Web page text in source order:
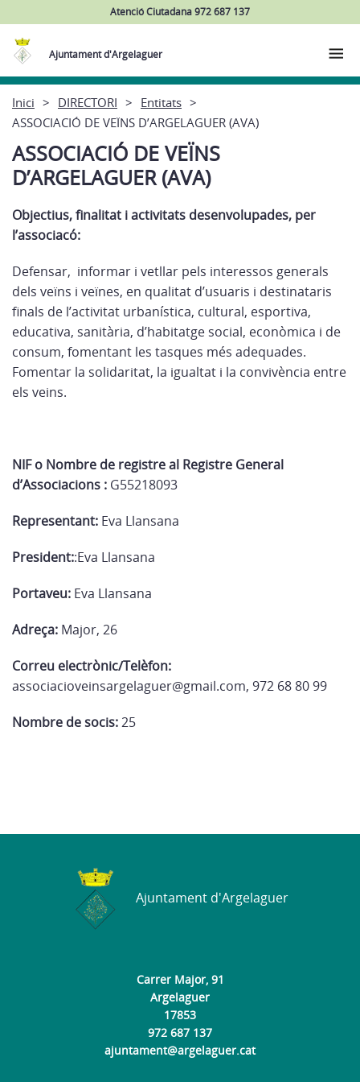
Atenció Ciutadana 972 687 137
Ajuntament d'Argelaguer
Inici DIRECTORI
Entitats
ASSOCIACIÓ DE VEÏNS D’ARGELAGUER (AVA)
ASSOCIACIÓ DE VEÏNS
D’ARGELAGUER (AVA)
Objectius, finalitat i activitats desenvolupades, per
l’associacó:
Defensar, informar i vetllar pels interessos generals
dels veïns i veïnes, en qualitat d’usuaris i destinataris
finals de l’activitat urbanística, cultural, esportiva,
educativa, sanitària, d’habitatge social, econòmica i de
consum, fomentant les tasques més adequades.
Fomentar la solidaritat, la igualtat i la convivència entre
els veins.
NIF o Nombre de registre al Registre General
d’Associacions : G55218093
Representant: Eva Llansana
President::Eva Llansana
Portaveu: Eva Llansana
Adreça: Major, 26
Correu electrònic/Telèfon:
associacioveinsargelaguer@gmail.com, 972 68 80 99
Nombre de socis:25
Carrer Major, 91
Argelaguer
17853
972 687 137
ajuntament@argelaguer.cat
Ajuntament d'Argelaguer